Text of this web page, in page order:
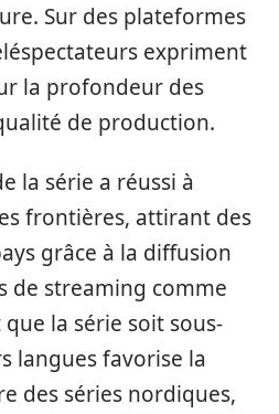
Sur des plateformes
expriment
la profondeur des
de production.
la série a réussi à
frontières, attirant des
grâce à la diffusion
de streaming comme
la série soit sous-
langues favorise la
des séries nordiques,